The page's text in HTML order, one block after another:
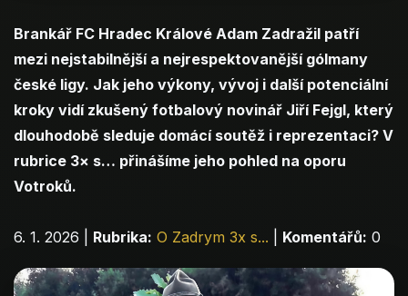
Brankář FC Hradec Králové Adam Zadražil patří
mezi nejstabilnější a nejrespektovanější gólmany
české ligy. Jak jeho výkony, vývoj i další potenciální
kroky vidí zkušený fotbalový novinář Jiří Fejgl, který
dlouhodobě sleduje domácí soutěž i reprezentaci? V
rubrice 3× s… přinášíme jeho pohled na oporu
Votroků.
6. 1. 2026 Rubrika: O Zadrym 3x s... Komentářů: 0